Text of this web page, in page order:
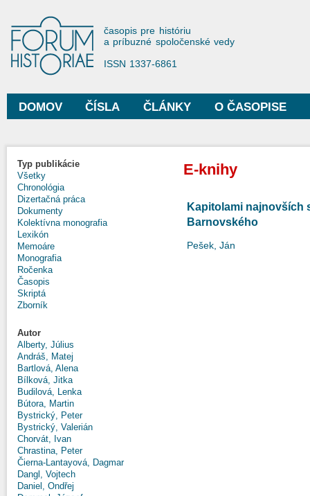
Forum Historiae
časopis pre históriu
a príbuzné spoločenské vedy
ISSN 1337-6861
Hlavné menu
DOMOV ČÍSLA ČLÁNKY O ČASOPISE
Typ publikácie
Všetky
Chronológia
Dizertačná práca
Dokumenty
Kolektívna monografia
Lexikón
Memoáre
Monografia
Ročenka
Časopis
Skriptá
Zborník
Autor
Alberty, Július
Andráš, Matej
Bartlová, Alena
Bílková, Jitka
Budilová, Lenka
Bútora, Martin
Bystrický, Peter
Bystrický, Valerián
Chorvát, Ivan
Chrastina, Peter
Čierna-Lantayová, Dagmar
Dangl, Vojtech
Daniel, Ondřej
E-knihy
Kapitolami najnovších
Barnovského
Pešek, Ján